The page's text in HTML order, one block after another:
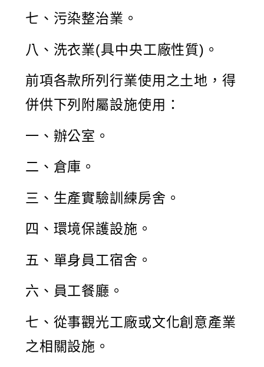
七、污染整治業。
八、洗衣業(具中央工廠性質)。
前項各款所列行業使用之土地，得
併供下列附屬設施使用：
一、辦公室。
二、倉庫。
三、生產實驗訓練房舍。
四、環境保護設施。
五、單身員工宿舍。
六、員工餐廳。
七、從事觀光工廠或文化創意產業
之相關設施。